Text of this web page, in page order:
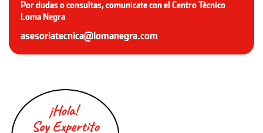
Por dudas o consultas, comunicate con el Centro Técnico
Loma Negra
asesoriatecnica@lomanegra.com